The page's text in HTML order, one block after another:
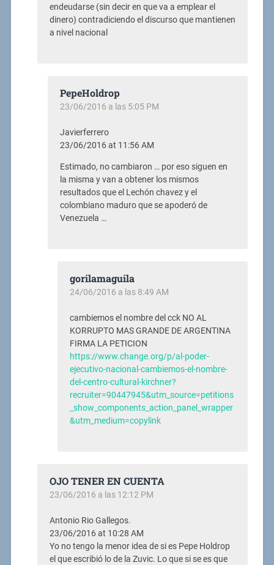
endeudarse (sin decir en que va a emplear el
dinero) contradiciendo el discurso que mantienen
a nivel nacional
PepeHoldrop
23/06/2016 a las 5:05 PM
Javierferrero
23/06/2016 at 11:56 AM
Estimado, no cambiaron … por eso siguen en
la misma y van a obtener los mismos
resultados que el Lechón chavez y el
colombiano maduro que se apoderó de
Venezuela …
gorilamaguila
24/06/2016 a las 8:49 AM
cambiemos el nombre del cck NO AL
KORRUPTO MAS GRANDE DE ARGENTINA
FIRMA LA PETICION
https://www.change.org/p/al-poder-
ejecutivo-nacional-cambiemos-el-nombre-
del-centro-cultural-kirchner?
recruiter=90447945&utm_source=petitions
_show_components_action_panel_wrapper
&utm_medium=copylink
OJO TENER EN CUENTA
23/06/2016 a las 12:12 PM
Antonio Rio Gallegos.
23/06/2016 at 10:28 AM
Yo no tengo la menor idea de si es Pepe Holdrop
el que escribió lo de la Zuvic. Lo que si se es que